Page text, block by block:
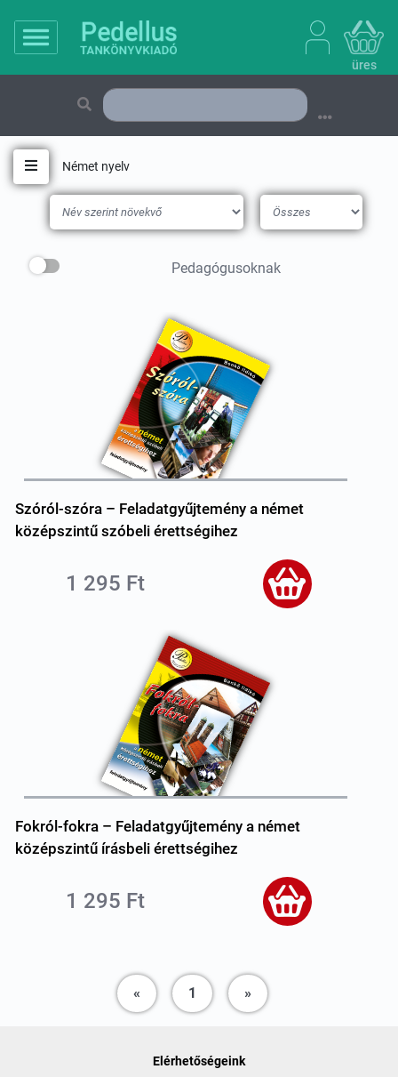
üres
Toggle navigation
Német nyelv
Pedagógusoknak
Szóról-szóra – Feladatgyűjtemény a német
középszintű szóbeli érettségihez
1 295 Ft
Fokról-fokra – Feladatgyűjtemény a német
középszintű írásbeli érettségihez
1 295 Ft
« Previous
1 »Next
Elérhetőségeink